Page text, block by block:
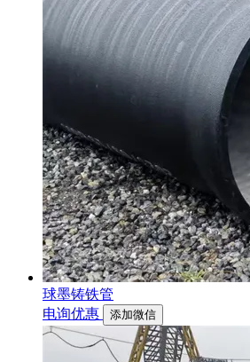
球墨铸铁管
电询优惠
添加微信